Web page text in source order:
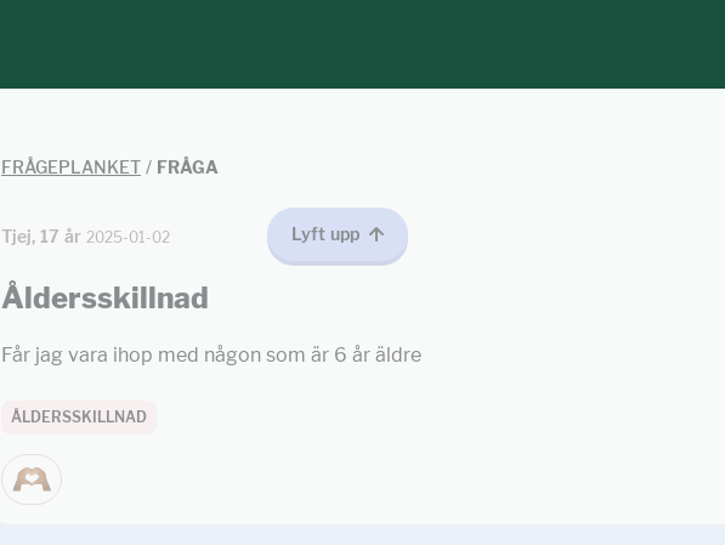
FRÅGEPLANKET / FRÅGA
Tjej, 17 år 2025-01-02 Lyft upp
Åldersskillnad
Får jag vara ihop med någon som är 6 år äldre
ÅLDERSSKILLNAD